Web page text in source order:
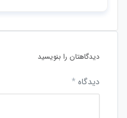
دیدگاهتان را بنویسید
دیدگاه *